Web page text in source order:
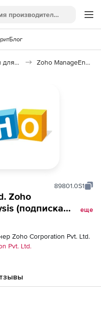
Блог
Программы для защиты информации Zoho ManageEngine FileAnalysis
89801.0S1
Zoho
(подписка
еще
Zoho Corporation Pvt. Ltd.
Pvt. Ltd.